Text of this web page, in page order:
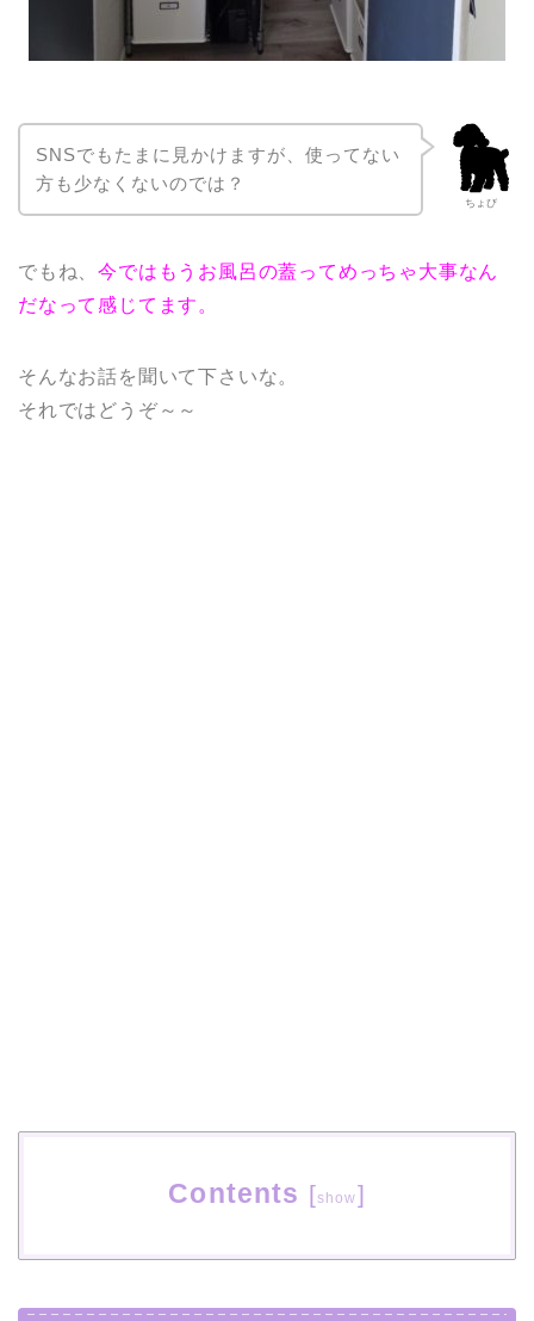
ちょび
SNSでもたまに見かけますが、使ってない
方も少なくないのでは？
でもね、今ではもうお風呂の蓋ってめっちゃ大事なん
だなって感じてます。
そんなお話を聞いて下さいな。
それではどうぞ～～
Contents [show]